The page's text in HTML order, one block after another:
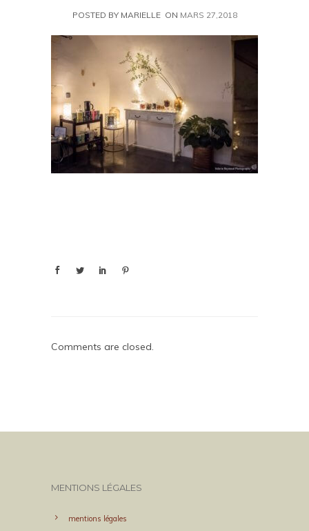
POSTED BY MARIELLE ON MARS 27,2018
Comments are closed.
MENTIONS LÉGALES
mentions légales